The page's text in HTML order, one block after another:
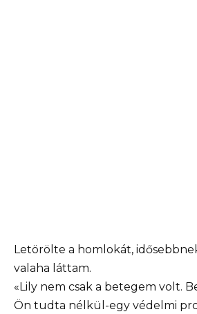
Letörölte a homlokát,
valaha láttam.
«Lily nem csak a betegem volt.
Ön tudta nélkül-egy védelmi